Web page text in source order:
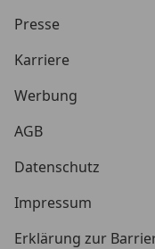
Presse
Karriere
Werbung
AGB
Datenschutz
Impressum
Erklärung zur